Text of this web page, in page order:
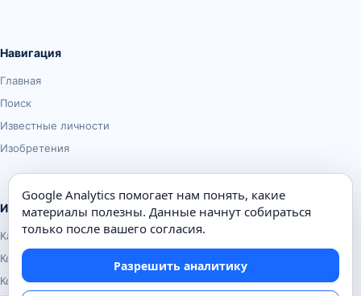
Навигация
Главная
Поиск
Известные личности
Изобретения
Информация
Карта сайта
Контакты
Конфиденциальность
Google Analytics помогает нам понять, какие
материалы полезны. Данные начнут собираться
только после вашего согласия.
Разрешить аналитику